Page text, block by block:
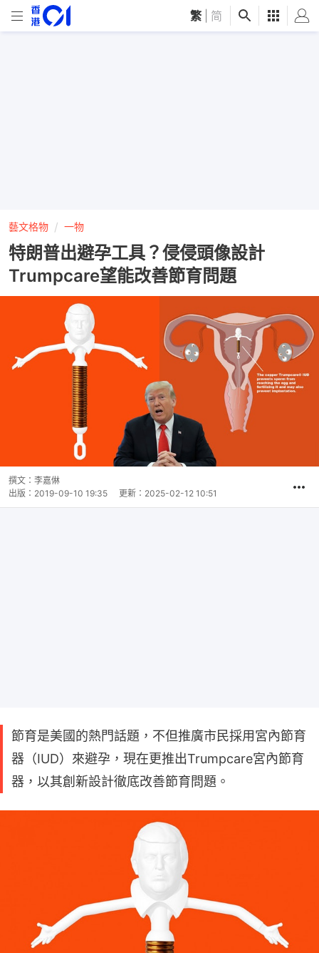
繁 简
藝文格物 一物
特朗普出避孕工具？侵侵頭像設計
Trumpcare望能改善節育問題
撰文： 李嘉㑣
出版： 2019-09-10 19:35 更新： 2025-02-12 10:51
節育是美國的熱門話題，不但推廣市民採用宮內節育
器（IUD）來避孕，現在更推出Trumpcare宮內節育
器，以其創新設計徹底改善節育問題。